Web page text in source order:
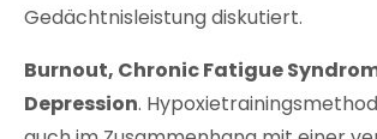
Gedächtnisleistung diskutiert.
Burnout, Chronic Fatigue
Depression.